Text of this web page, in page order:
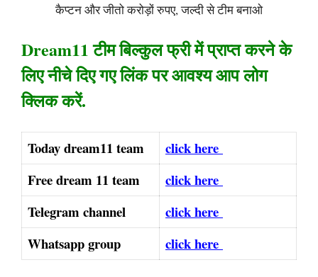
कैप्टन और जीतो करोड़ों रुपए, जल्दी से टीम बनाओ
Dream11 टीम बिल्कुल फ्री में प्राप्त करने के
लिए नीचे दिए गए लिंक पर आवश्य आप लोग
क्लिक करें.
Today dream11 team
click here
Free dream 11 team
click here
Telegram channel
click here
Whatsapp group
click here